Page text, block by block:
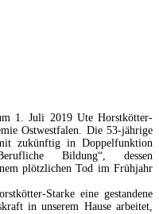
1. Juli 2019 Ute Horstkötter-
Ostwestfalen. Die 53-jährige
zukünftig in Doppelfunktion
Bildung“, dessen
plötzlichen Tod im Frühjahr
Starke eine gestandene
in unserem Hause arbeitet,